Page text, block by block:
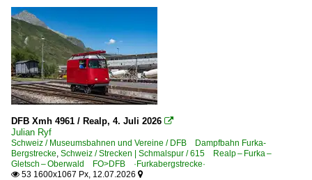
Draisinen
Lösch- und Rettungszüge
Bahntechnische Einrichtungen und Kunstbauten
Tunnel, Viadukte und Kreuzungsbauwerke
1979
1980
1982
2008
2020
DFB Xmh 4961 / Realp, 4. Juli 2026 
Julian Ryf
Schweiz / Museumsbahnen und Vereine / DFB Dampfbahn Furka-
Bergstrecke, Schweiz / Strecken | Schmalspur / 615 Realp – Furka –
Gletsch – Oberwald FO>DFB ·Furkabergstrecke·
 53 1600x1067 Px, 12.07.2026 